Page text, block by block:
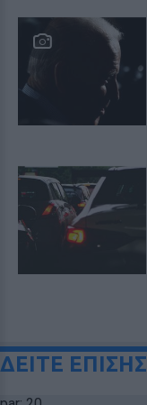
ΔΕΙΤΕ ΕΠΙΣΗΣ